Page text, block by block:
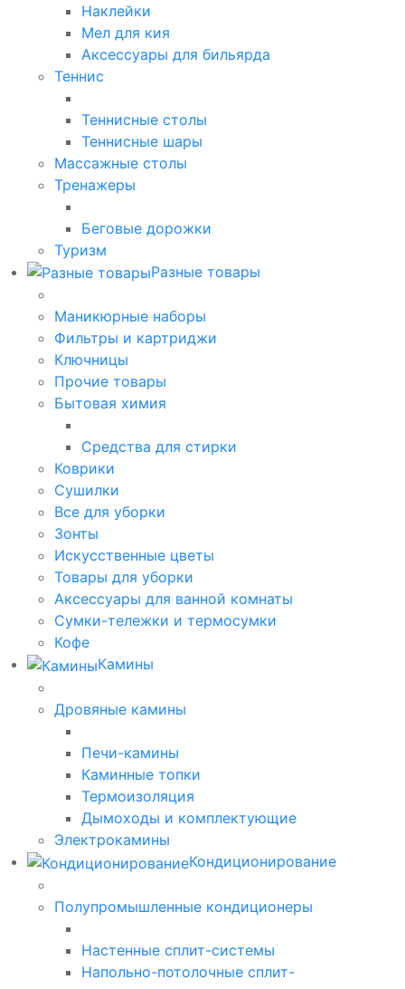
Наклейки
Мел для кия
Аксессуары для бильярда
Теннис
Теннисные столы
Теннисные шары
Массажные столы
Тренажеры
Беговые дорожки
Туризм
Разные товары
Маникюрные наборы
Фильтры и картриджи
Ключницы
Прочие товары
Бытовая химия
Средства для стирки
Коврики
Сушилки
Все для уборки
Зонты
Искусственные цветы
Товары для уборки
Аксессуары для ванной комнаты
Сумки-тележки и термосумки
Кофе
Камины
Дровяные камины
Печи-камины
Каминные топки
Термоизоляция
Дымоходы и комплектующие
Электрокамины
Кондиционирование
Полупромышленные кондиционеры
Настенные сплит-системы
Напольно-потолочные сплит-